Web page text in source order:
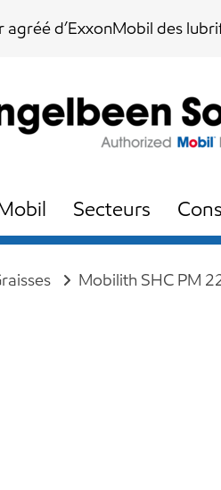
agréé d’ExxonMobil des
Secteurs
Mobilith SHC PM